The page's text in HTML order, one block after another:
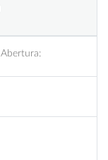
Abertura: